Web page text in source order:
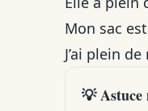
Mon sac
J’ai plein
💡 Astuce